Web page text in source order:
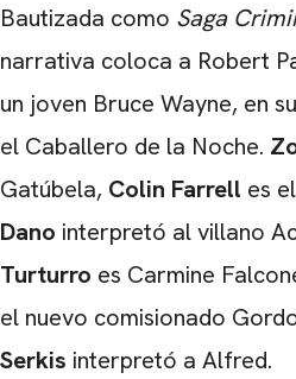
Bautizada como Saga
narrativa coloca a Robert
un joven Bruce Wayne, en
el Caballero de la Noche.
Gatúbela, Colin Farrell es
Dano interpretó al villano
Turturro es Carmine
el nuevo comisionado
Serkis interpretó a Alfred.